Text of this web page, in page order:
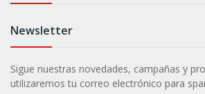
Newsletter
Sigue nuestras novedades, campañas y
utilizaremos tu correo electrónico para